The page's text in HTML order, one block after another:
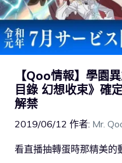
【Qoo情報】學園
目錄 幻想收束》確
解禁
2019/06/12 作者: Mr.
看直播抽轉蛋時那精美的